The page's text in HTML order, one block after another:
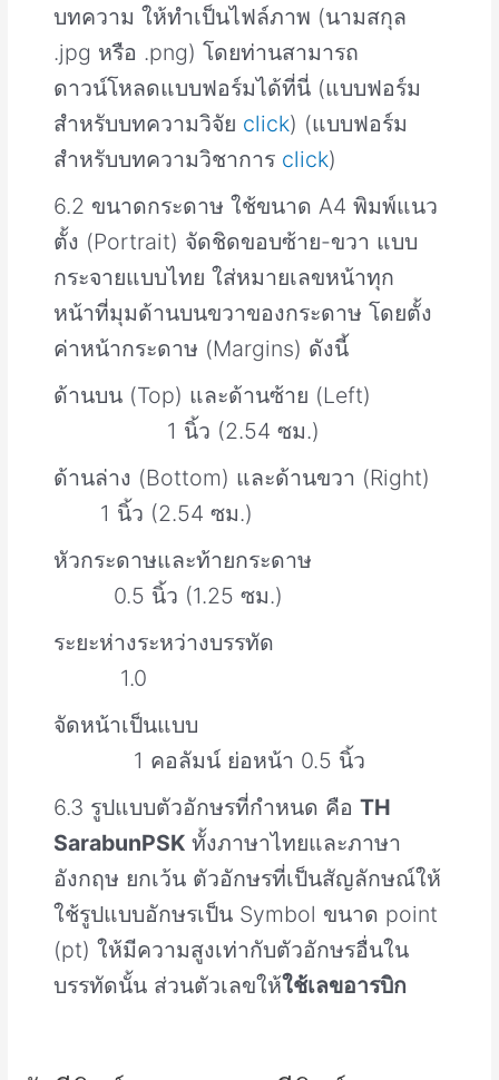
บทความ ให้ทำเป็นไฟล์ภาพ (นามสกุล
.jpg หรือ .png) โดยท่านสามารถ
ดาวน์โหลดแบบฟอร์มได้ที่นี่ (แบบฟอร์ม
สำหรับบทความวิจัย click) (แบบฟอร์ม
สำหรับบทความวิชาการ click)
6.2 ขนาดกระดาษ ใช้ขนาด A4 พิมพ์แนว
ตั้ง (Portrait) จัดชิดขอบซ้าย-ขวา แบบ
กระจายแบบไทย ใส่หมายเลขหน้าทุก
หน้าที่มุมด้านบนขวาของกระดาษ โดยตั้ง
ค่าหน้ากระดาษ (Margins) ดังนี้
ด้านบน (Top) และด้านซ้าย (Left)
1 นิ้ว (2.54 ซม.)
ด้านล่าง (Bottom) และด้านขวา (Right)
1 นิ้ว (2.54 ซม.)
หัวกระดาษและท้ายกระดาษ
0.5 นิ้ว (1.25 ซม.)
ระยะห่างระหว่างบรรทัด
1.0
จัดหน้าเป็นแบบ
1 คอลัมน์ ย่อหน้า 0.5 นิ้ว
6.3 รูปแบบตัวอักษรที่กำหนด คือTH
SarabunPSK ทั้งภาษาไทยและภาษา
อังกฤษ ยกเว้น ตัวอักษรที่เป็นสัญลักษณ์ให้
ใช้รูปแบบอักษรเป็น Symbol ขนาด point
(pt) ให้มีความสูงเท่ากับตัวอักษรอื่นใน
บรรทัดนั้น ส่วนตัวเลขให้ใช้เลขอารบิก